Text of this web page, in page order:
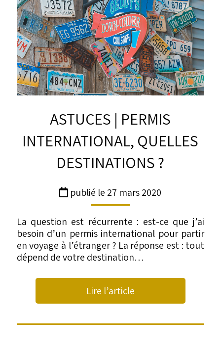
ASTUCES | PERMIS
INTERNATIONAL, QUELLES
DESTINATIONS ?
publié le 27 mars 2020
La question est récurrente : est-ce que j’ai
besoin d’un permis international pour partir
en voyage à l’étranger ? La réponse est : tout
dépend de votre destination…
Lire l’article